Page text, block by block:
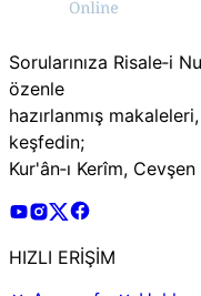
Sorularınıza Risale‑i
özenle
hazırlanmış
keşfedin;
Kur'ân‑ı Kerîm,
Risale Online
Risale Online
Risale Online X
HIZLI ERİŞİM